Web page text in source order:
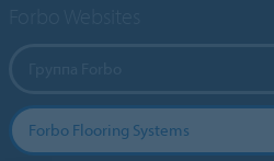
Forbo Flooring Systems